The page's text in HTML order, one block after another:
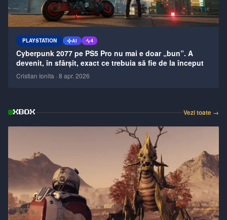
PLAYSTATION AI 4
Cyberpunk 2077 pe PS5 Pro nu mai e doar „bun”. A
devenit, în sfârșit, exact ce trebuia să fie de la început
Cristian Ionita · 8 apr. 2026
XBOX Vezi toate →